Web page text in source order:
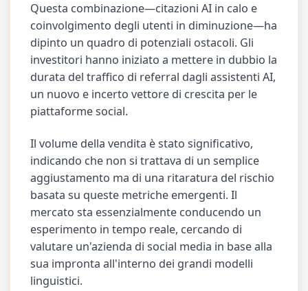
Questa combinazione—citazioni AI in calo e
coinvolgimento degli utenti in diminuzione—ha
dipinto un quadro di potenziali ostacoli. Gli
investitori hanno iniziato a mettere in dubbio la
durata del traffico di referral dagli assistenti AI,
un nuovo e incerto vettore di crescita per le
piattaforme social.
Il volume della vendita è stato significativo,
indicando che non si trattava di un semplice
aggiustamento ma di una ritaratura del rischio
basata su queste metriche emergenti. Il
mercato sta essenzialmente conducendo un
esperimento in tempo reale, cercando di
valutare un'azienda di social media in base alla
sua impronta all'interno dei grandi modelli
linguistici.